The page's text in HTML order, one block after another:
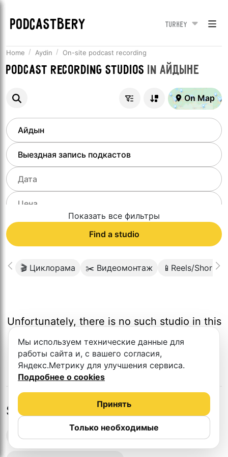
PODCASTBERY Turkey
Home Aydin On-site podcast recording
Podcast recording studios inАйдыне
On Map
Показать все фильтры
Find a studio
🎬 Циклорама ✂️ Видеомонтаж 📱Reels/Shorts
Unfortunately, there is no such studio in this
Studios in nearby cities
Podcast recording studios
Мы используем технические данные для
работы сайта и, с вашего согласия,
Яндекс.Метрику для улучшения сервиса.
Подробнее о cookies
Только необходимые
Принять